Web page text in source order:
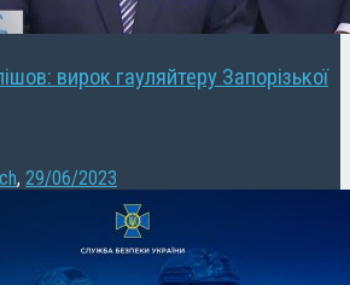
вирок гауляйтеру Запорізької
, 29/06/2023